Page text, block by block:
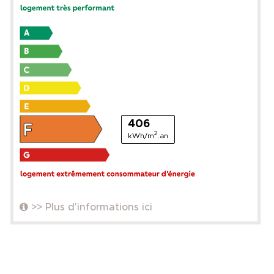
406
kWh/m2 .an
>> Plus d'informations ici